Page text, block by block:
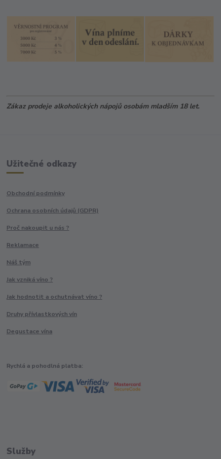
Zákaz prodeje alkoholických nápojů osobám mladším 18 let.
Užitečné odkazy
Obchodní podmínky
Ochrana osobních údajů (GDPR)
Proč nakoupit u nás ?
Reklamace
Náš tým
Jak vzniká víno ?
Jak hodnotit a ochutnávat víno ?
Druhy přívlastkových vín
Degustace vína
Rychlá a pohodlná platba:
Služby